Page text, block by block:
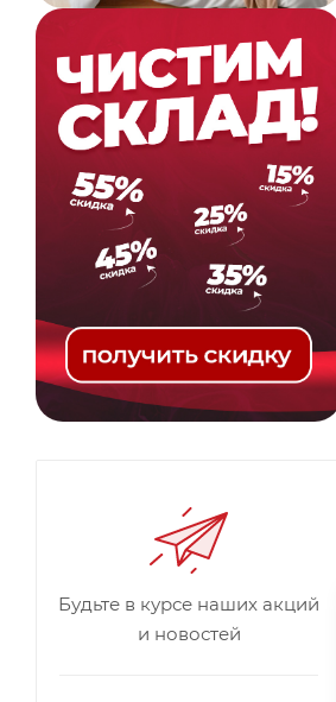
Будьте в курсе наших акций
и новостей